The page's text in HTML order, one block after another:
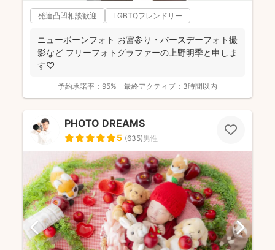
発達凸凹相談歓迎 LGBTQフレンドリー
ニューボーンフォト お宮参り・バースデーフォト撮
影など フリーフォトグラファーの上野明季と申しま
す♡
予約承諾率： 95% 最終アクティブ： 3時間以内
PHOTO DREAMS
5 (635)男性